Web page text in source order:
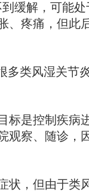
缓解，可能处
、疼痛，但此
多类风湿关节
是控制疾病进
观察、随诊，
状，但由于类